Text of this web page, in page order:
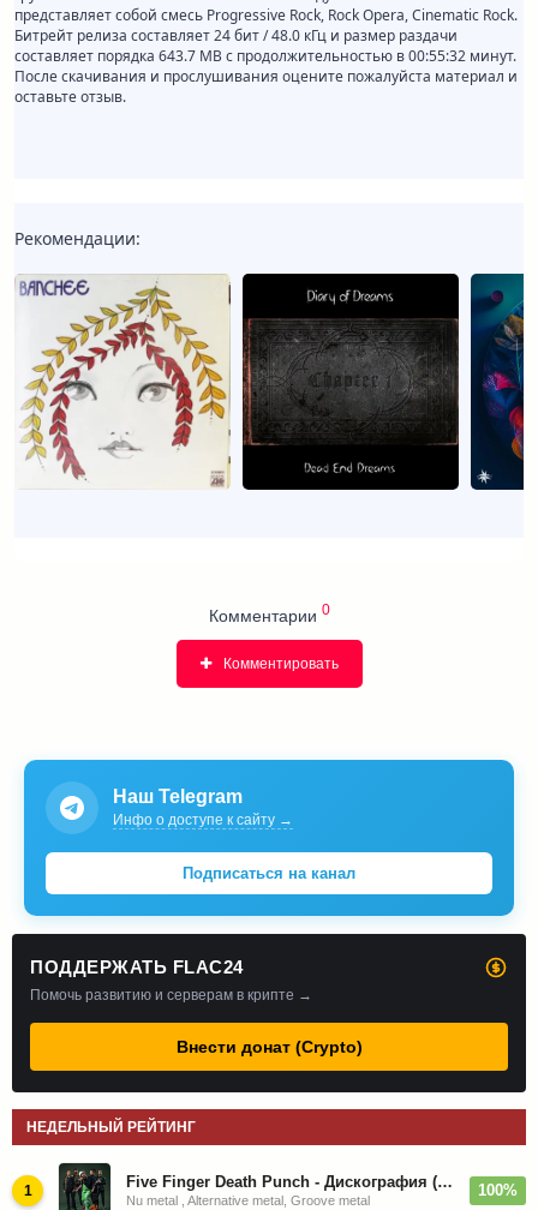
представляет собой смесь Progressive Rock, Rock Opera, Cinematic Rock.
Битрейт релиза составляет 24 бит / 48.0 кГц и размер раздачи
составляет порядка 643.7 MB с продолжительностью в 00:55:32 минут.
После скачивания и прослушивания оцените пожалуйста материал и
оставьте отзыв.
Рекомендации:
Комментарии 0
Комментировать
Наш Telegram
Инфо о доступе к сайту →
Подписаться на канал
ПОДДЕРЖАТЬ FLAC24
Помочь развитию и серверам в крипте →
Внести донат (Crypto)
НЕДЕЛЬНЫЙ РЕЙТИНГ
1 Five Finger Death Punch - Дискография (2008-2026)
Nu metal , Alternative metal, Groove metal
100%